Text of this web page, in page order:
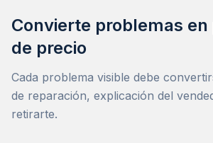
Convierte problemas
de precio
Cada problema visible debe
de reparación, explicación del
retirarte.